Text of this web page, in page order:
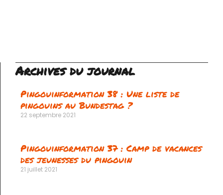
Archives du journal
Pingouinformation 38 : Une liste de
pingouins au Bundestag ?
22 septembre 2021
Pingouinformation 37 : Camp de vacances
des jeunesses du pingouin
21 juillet 2021